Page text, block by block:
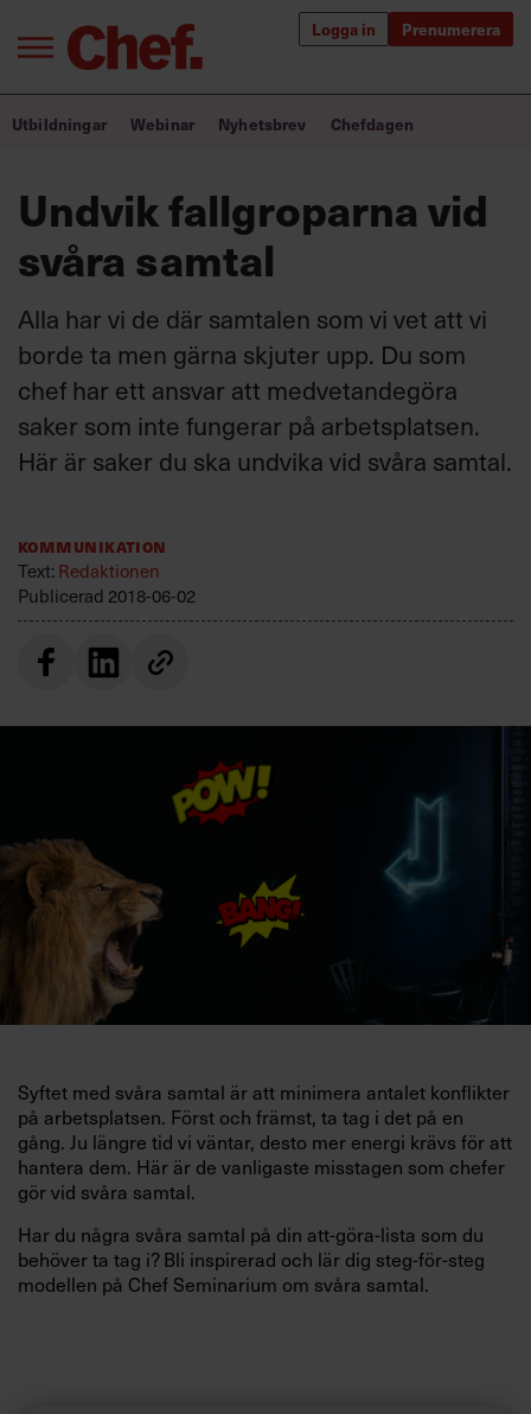
Logga in Prenumerera
Logga in
Prenumerera
Annonsera
Om oss
Villkor och policy för
personuppgiftsbehandling
efter:
Bra ledare förändrar världen
Utbildning för ledare
Chefakademin+
Populära utbildningar
Utbildningar Webinar Nyhetsbrev Chefdagen
Undvik fallgroparna vid
svåra samtal
Alla har vi de där samtalen som vi vet att vi
borde ta men gärna skjuter upp. Du som
chef har ett ansvar att medvetandegöra
saker som inte fungerar på arbetsplatsen.
Här är saker du ska undvika vid svåra samtal.
Kommunikation
Text:Redaktionen
Publicerad 2018-06-02
Syftet med svåra samtal är att minimera antalet konflikter
på arbetsplatsen. Först och främst, ta tag i det på en
gång. Ju längre tid vi väntar, desto mer energi krävs för att
hantera dem. Här är de vanligaste misstagen som chefer
gör vid svåra samtal.
Har du några svåra samtal på din att-göra-lista som du
behöver ta tag i? Bli inspirerad och lär dig steg-för-steg
modellen på Chef Seminarium om svåra samtal.